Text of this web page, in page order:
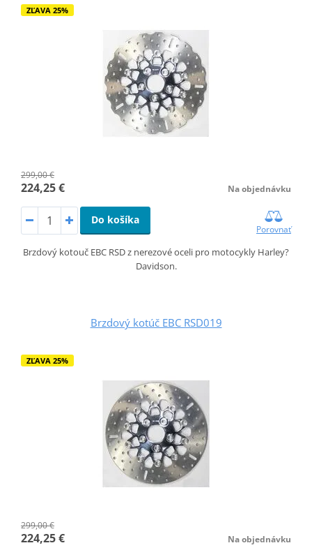
ZĽAVA 25%
299,00 €
224,25 € Na objednávku
Do košíka
Porovnať
Brzdový kotouč EBC RSD z nerezové oceli pro motocykly Harley?
Davidson.
Brzdový kotúč EBC RSD019
ZĽAVA 25%
299,00 €
224,25 € Na objednávku